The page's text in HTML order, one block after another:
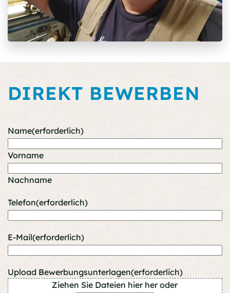
DIREKT BEWERBEN
Name(erforderlich)
Vorname
Nachname
Telefon(erforderlich)
E-Mail(erforderlich)
Upload Bewerbungsunterlagen(erforderlich)
Ziehen Sie Dateien hier her oder